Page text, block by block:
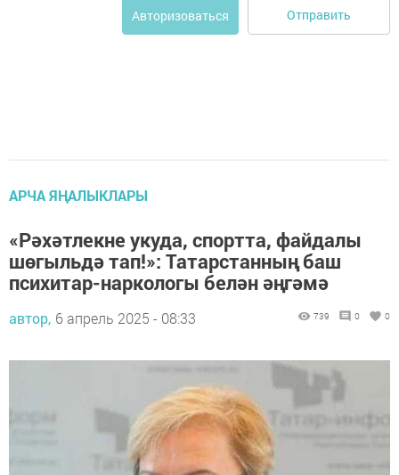
Авторизоваться Отправить
АРЧА ЯҢАЛЫКЛАРЫ
«Рәхәтлекне укуда, спортта, файдалы
шөгыльдә тап!»: Татарстанның баш
психитар-наркологы белән әңгәмә
автор, 6 апрель 2025 - 08:33 739 0 0